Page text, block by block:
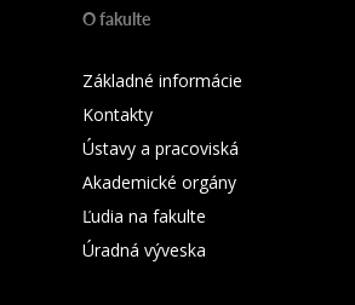
O fakulte
Základné informácie
Kontakty
Ústavy a pracoviská
Akademické orgány
Ľudia na fakulte
Úradná výveska